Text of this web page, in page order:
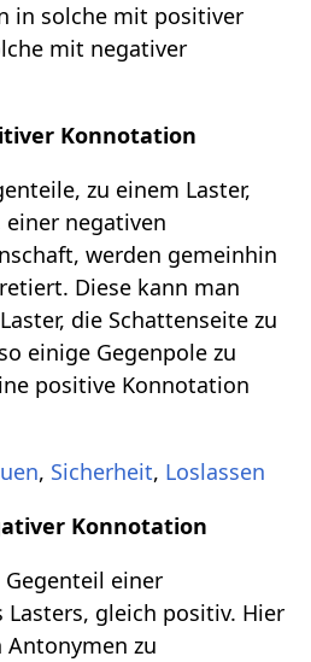
in solche mit positiver
mit negativer
Konnotation
zu einem Laster,
negativen
werden gemeinhin
Diese kann man
die Schattenseite zu
einige Gegenpole zu
positive Konnotation
, Sicherheit, Loslassen
Konnotation
einer
Lasters, gleich positiv. Hier
Antonymen zu